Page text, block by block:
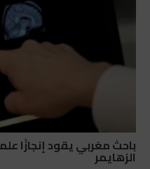
باحث مغربي يقود إنجازًا
الزهايمر